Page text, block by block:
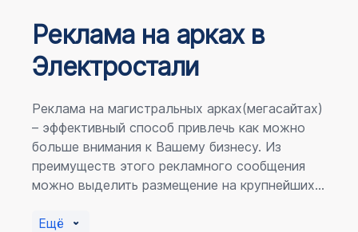
Реклама на аркаx в
Электростали
Реклама на магистральных арках(мегасайтах)
– эффективный способ привлечь как можно
больше внимания к Вашему бизнесу. Из
преимуществ этого рекламного сообщения
можно выделить размещение на крупнейших
пешеходному потоку расположение в прямой
Ещё